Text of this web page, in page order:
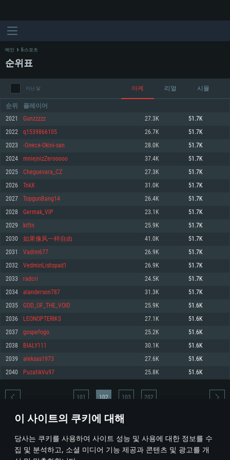
이 사이트의 쿠키에 대해
당사는 쿠키를 사용하여 사이트 성능 및 사용에 대한 정보를 수
집 및 분석하고, 소셜 미디어 기능 제공과 콘텐츠 및 광고를 개
시스템 요구사항
최소사양
운영체제: Windows 10 (64 bit)
프로세서: 2.2 GHz 듀얼코어 이상
메모리: 4GB
그래픽 카드: DirectX 11 이상을 지원하는 AMD Radeon 77XX / NVIDIA
GeForce GT 660. 최소 사양 해상도: 720p
네트워크: 브로드밴드 인터넷
여유 저장 공간: 22.1 GB (최소 클라이언트)
권장 사양
570 혹은 그 이상
여유 저장 공간: 62.2 GB (전체 클라이언트)
최소사양
운영체제: Mac OS Big Sur 11.0
프로세서: 최소 2.2 GHz의 Core i5 (Intel Xeon 은 지원하지 않습니다)
메모리: 6 GB
그래픽 카드: Metal 을 지원하는 Intel Iris Pro 5200 (Mac), 혹은 이와 비슷한 성
능을 가지는 Mac 버전의 AMD/Nvidia. 최소 해상도: 720p
네트워크: 브로드밴드 인터넷
여유 저장 공간: 22.1 GB (최소 클라이언트)
권장 사양
네트워크: 브로드밴드 인터넷
여유 저장 공간: 62.2 GB (전체 클라이언트)
최소사양
운영체제: 64bit Linux 중 최신 버전
프로세서: 2.4 GHz 듀얼코어
메모리: 4 GB
그래픽 카드: Vulkan 을 지원하고, 최신 그래픽 드라이버를 지원하는 NVIDIA
660 (6개월 미만) 혹은 그와 동급의 성능을 가지며 최신 그래픽 드라이버를 지
원하는 AMD (6개월 미만; 최소사양 지원 해상도 720p)
네트워크: 브로드밴드 인터넷
여유 저장 공간: 22.1 GB (최소 클라이언트)
권장 사양
운영체제: Ubuntu 20.04 64bit
프로세서: Intel Core i7
메모리: 16 GB
그래픽 카드: Vulkan 을 지원하고, 최신 그래픽 드라이버를 지원하는 NVIDIA
1060 (6개월 미만) 혹은 그와 동급의 성능을 가지며 최신 그래픽 드라이버를
지원하는 AMD RX 570 (6개월 미만; 최소사양 지원 해상도 720p) 이상
여유 저장 공간: 62.2 GB (전체 클라이언트)
메인 E-스포츠
순위표
지난 달 아케 리얼 시뮬
순위 플레이어
2021 Gunzzzzz 27.3K 51.7K
2022 q1539866105 26.7K 51.7K
2023 -Олеся-Okini-san 28.0K 51.7K
2024 mniejnizZerooooo 37.4K 51.7K
2025 Cheguevara_CZ 27.3K 51.7K
2026 TnkX 31.0K 51.7K
2027 TopgunBang14 26.4K 51.7K
2028 Germak_VIP 23.1K 51.7K
2029 kittn 25.9K 51.7K
2030 如果像风一样自由 41.0K 51.7K
2031 Vadim677 26.9K 51.7K
2032 VedminListopad1 26.9K 51.7K
2033 radcri 24.5K 51.7K
2034 alanderson787 31.3K 51.7K
2035 GOD_OF_THE_VOID 25.9K 51.6K
2036 LEONOPTERIKS 27.1K 51.6K
2037 gospefogo 25.2K 51.6K
2038 BIALY111 30.1K 51.6K
2039 aleksas1973 27.6K 51.6K
2040 PuzatikVu97 25.8K 51.6K
* 순위표는 매일 1회 갱신됩니다
101 102 103 202